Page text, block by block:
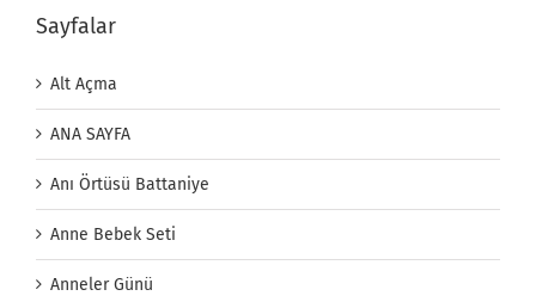
Sayfalar
Alt Açma
ANA SAYFA
Anı Örtüsü Battaniye
Anne Bebek Seti
Anneler Günü